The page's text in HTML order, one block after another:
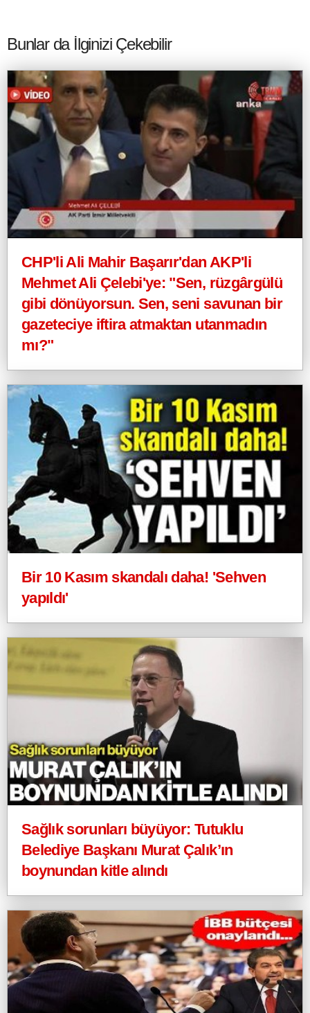
Bunlar da İlginizi Çekebilir
CHP'li Ali Mahir Başarır'dan AKP'li
Mehmet Ali Çelebi'ye: "Sen, rüzgârgülü
gibi dönüyorsun. Sen, seni savunan bir
gazeteciye iftira atmaktan utanmadın
mı?"
Bir 10 Kasım skandalı daha! 'Sehven
yapıldı'
Sağlık sorunları büyüyor: Tutuklu
Belediye Başkanı Murat Çalık’ın
boynundan kitle alındı